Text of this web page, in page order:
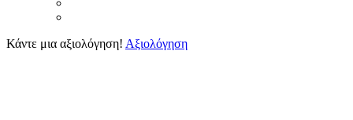
Κάντε μια αξιολόγηση! Αξιολόγηση